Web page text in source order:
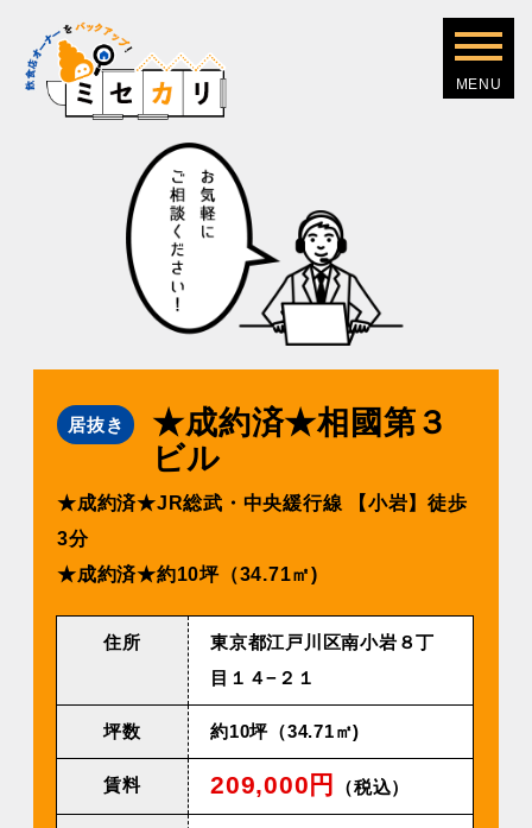
居抜き
★成約済★相國第３
ビル
★成約済★JR総武・中央緩⾏線 【⼩岩】徒歩
3分
★成約済★約10坪（34.71㎡)
住所
東京都江戸川区南小岩８丁
目１４−２１
坪数 約10坪（34.71㎡)
賃料 209,000円 （税込）